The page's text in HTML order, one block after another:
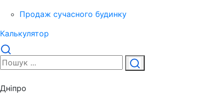
Продаж сучасного будинку
Калькулятор
Дніпро